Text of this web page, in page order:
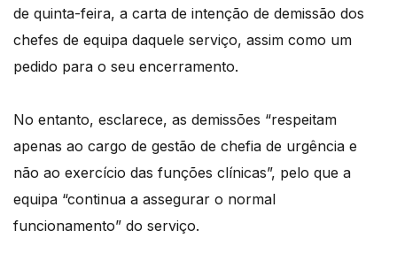
de quinta-feira, a carta de intenção de demissão dos
chefes de equipa daquele serviço, assim como um
pedido para o seu encerramento.
No entanto, esclarece, as demissões “respeitam
apenas ao cargo de gestão de chefia de urgência e
não ao exercício das funções clínicas”, pelo que a
equipa “continua a assegurar o normal
funcionamento” do serviço.